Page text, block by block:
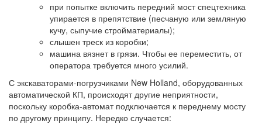
при попытке включить передний мост спецтехника
упирается в препятствие (песчаную или земляную
кучу, сыпучие стройматериалы);
слышен треск из коробки;
машина вязнет в грязи. Чтобы ее переместить, от
оператора требуется много усилий.
С экскаваторами-погрузчиками New Holland, оборудованных
автоматической КП, происходят другие неприятности,
поскольку коробка-автомат подключается к переднему мосту
по другому принципу. Нередко случается: